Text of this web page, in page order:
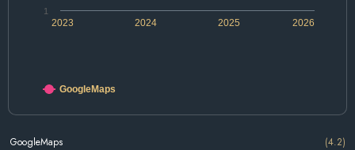
2024 2026
2023 2025
1
GoogleMaps
GoogleMaps (4.2)